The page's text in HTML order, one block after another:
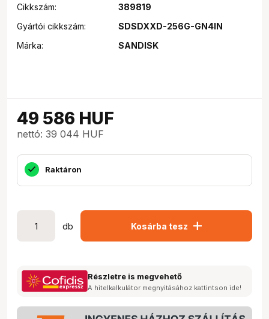
Cikkszám:
389819
Gyártói cikkszám:
SDSDXXD-256G-GN4IN
Márka:
SANDISK
49 586 HUF
nettó: 39 044 HUF
Raktáron
db Kosárba tesz add
Részletre is megvehető
A hitelkalkulátor megnyitásához kattintson ide!